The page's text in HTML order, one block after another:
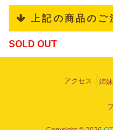
 上記の商品のご
SOLD OUT
アクセス 姉